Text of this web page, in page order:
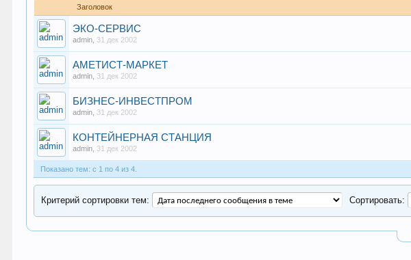
Заголовок
ЭКО-СЕРВИС
admin 31 дек 2002
АМЕТИСТ-МАРКЕТ
admin 31 дек 2002
БИЗНЕС-ИНВЕСТПРОМ
admin 31 дек 2002
КОНТЕЙНЕРНАЯ СТАНЦИЯ
admin 31 дек 2002
Показано тем: с 1 по 4 из 4.
Критерий сортировки тем: Сортировать: